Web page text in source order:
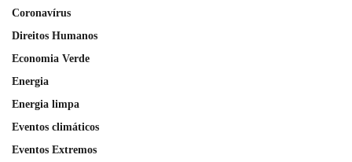
Coronavírus
Direitos Humanos
Economia Verde
Energia
Energia limpa
Eventos climáticos
Eventos Extremos